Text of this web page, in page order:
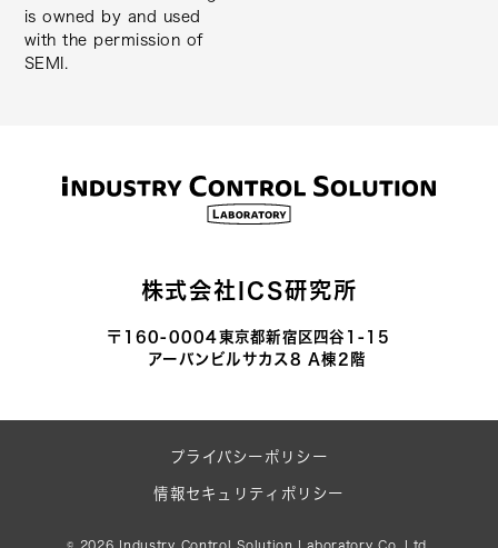
is owned by and used
with the permission of
SEMI.
株式会社ICS研究所
〒160-0004東京都新宿区四谷1-15
アーバンビルサカス8 A棟2階
プライバシーポリシー
情報セキュリティポリシー